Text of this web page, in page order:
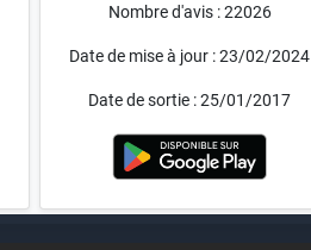
Nombre d'avis : 22026
Date de mise à jour : 23/02/2024
Date de sortie : 25/01/2017